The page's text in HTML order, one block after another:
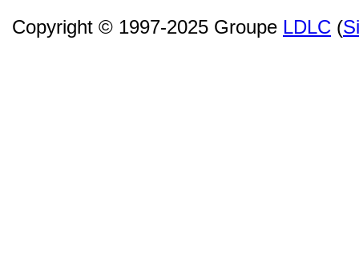
Copyright © 1997-2025 Groupe LDLC (